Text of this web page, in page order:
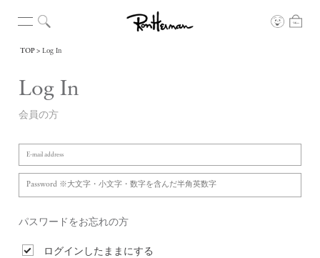
TOP Log In
Log In
会員の方
パスワードをお忘れの方
ログインしたままにする